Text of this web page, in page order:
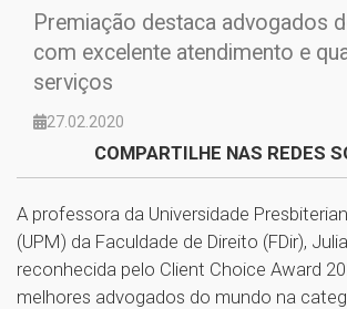
Premiação destaca advogados
com excelente atendimento e
serviços
27.02.2020
COMPARTILHE NAS REDES
A professora da Universidade
(UPM) da Faculdade de Direito (FDir),
reconhecida pelo Client Choice Award
melhores advogados do mundo na